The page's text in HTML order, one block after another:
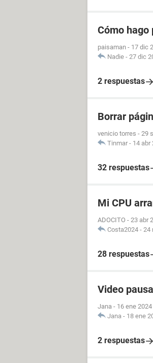
Cómo hago
paisaman - 17 dic
Nadie - 27 dic
2 respuestas
Borrar
venicio torres - 29
Tinmar - 14 abr
32 respuestas
Mi CPU
ADOCITO - 23 abr
Costa2024 - 24
28 respuestas
Video
Jana - 16 ene
Jana - 18 ene
2 respuestas